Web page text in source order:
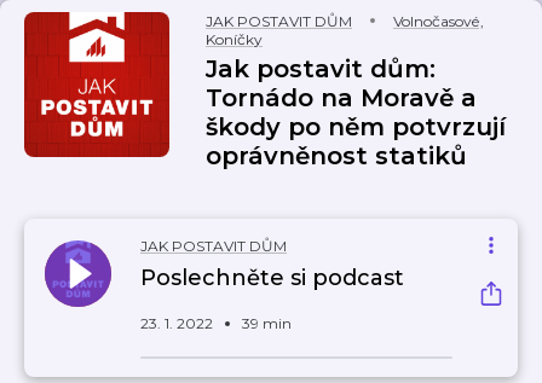
JAK POSTAVIT DŮM Volnočasové,
Koníčky
Jak postavit dům:
Tornádo na Moravě a
škody po něm potvrzují
oprávněnost statiků
JAK POSTAVIT DŮM
Poslechněte si podcast
23. 1. 2022 39 min